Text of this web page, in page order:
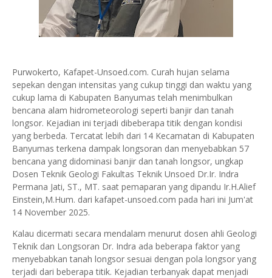
Purwokerto, Kafapet-Unsoed.com. Curah hujan selama
sepekan dengan intensitas yang cukup tinggi dan waktu yang
cukup lama di Kabupaten Banyumas telah menimbulkan
bencana alam hidrometeorologi seperti banjir dan tanah
longsor. Kejadian ini terjadi dibeberapa titik dengan kondisi
yang berbeda. Tercatat lebih dari 14 Kecamatan di Kabupaten
Banyumas terkena dampak longsoran dan menyebabkan 57
bencana yang didominasi banjir dan tanah longsor, ungkap
Dosen Teknik Geologi Fakultas Teknik Unsoed Dr.Ir. Indra
Permana Jati, ST., MT. saat pemaparan yang dipandu Ir.H.Alief
Einstein,M.Hum. dari kafapet-unsoed.com pada hari ini Jum'at
14 November 2025.
Kalau dicermati secara mendalam menurut dosen ahli Geologi
Teknik dan Longsoran Dr. Indra ada beberapa faktor yang
menyebabkan tanah longsor sesuai dengan pola longsor yang
terjadi dari beberapa titik. Kejadian terbanyak dapat menjadi